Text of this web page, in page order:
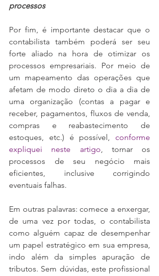
processos
Por fim, é importante destacar que o
contabilista também poderá ser seu
forte aliado na hora de otimizar os
processos empresariais. Por meio de
um mapeamento das operações que
afetam de modo direto o dia a dia de
uma organização (contas a pagar e
receber, pagamentos, fluxos de venda,
compras e reabastecimento de
estoques, etc.) é possível, conforme
expliquei neste artigo , tornar os
processos de seu negócio mais
eficientes, inclusive corrigindo
eventuais falhas.
Em outras palavras: comece a enxergar,
de uma vez por todas, o contabilista
como alguém capaz de desempenhar
um papel estratégico em sua empresa,
indo além da simples apuração de
tributos. Sem dúvidas, este profissional